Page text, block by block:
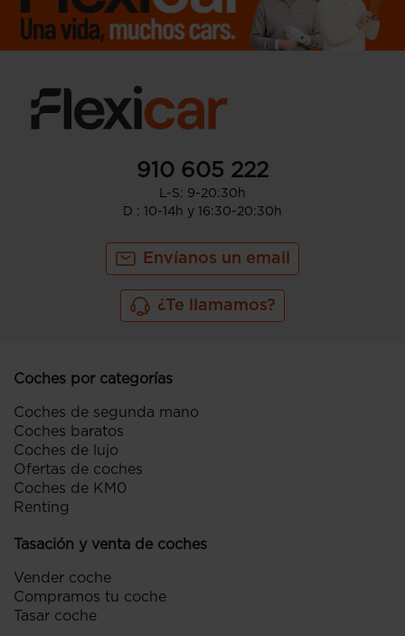
910 605 222
L-S: 9-20:30h
D : 10-14h y 16:30-20:30h
Envíanos un email
¿Te llamamos?
Coches por categorías
Coches de segunda mano
Coches baratos
Coches de lujo
Ofertas de coches
Coches de KM0
Renting
Tasación y venta de coches
Vender coche
Compramos tu coche
Tasar coche